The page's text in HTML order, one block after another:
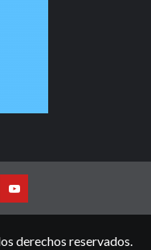
YouTube
derechos reservados.